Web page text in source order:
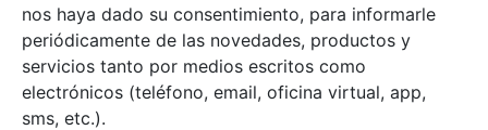
nos haya dado su consentimiento, para informarle
periódicamente de las novedades, productos y
servicios tanto por medios escritos como
electrónicos (teléfono, email, oficina virtual, app,
sms, etc.).